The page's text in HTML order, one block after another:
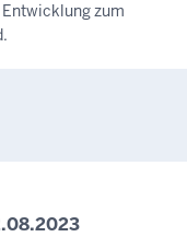
zum